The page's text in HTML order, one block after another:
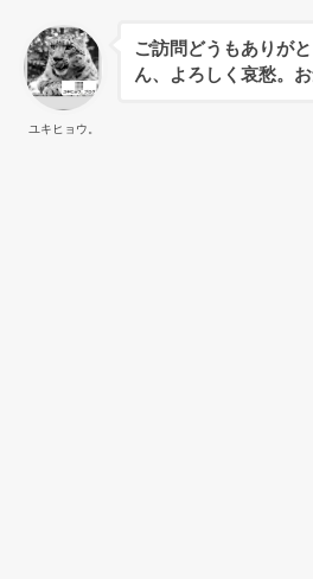
ユキヒョウ。
ご訪問どうもありが
ん、よろしく哀愁。